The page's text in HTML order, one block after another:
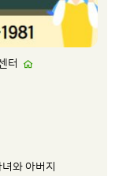
터
와 아버지